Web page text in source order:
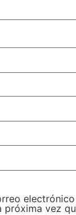
próxima vez